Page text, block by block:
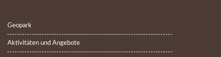
Geopark
Aktivitäten und Angebote